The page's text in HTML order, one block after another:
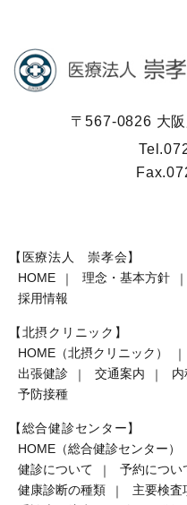
〒567-0826 大
Tel.
Fax.
【医療法人 崇孝会】
HOME
理念・基本方針
採用情報
【北摂クリニック】
HOME（北摂クリニック）
出張健診
交通案内
予防接種
【総合健診センター】
HOME（総合健診センター）
健診について
予約につい
健康診断の種類
主要検査